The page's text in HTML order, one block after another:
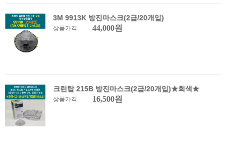
3M 9913K 방진마스크(2급/20개입)
상품가격 44,000원
크린탑 215B 방진마스크(2급/20개입)★회색★
상품가격 16,500원